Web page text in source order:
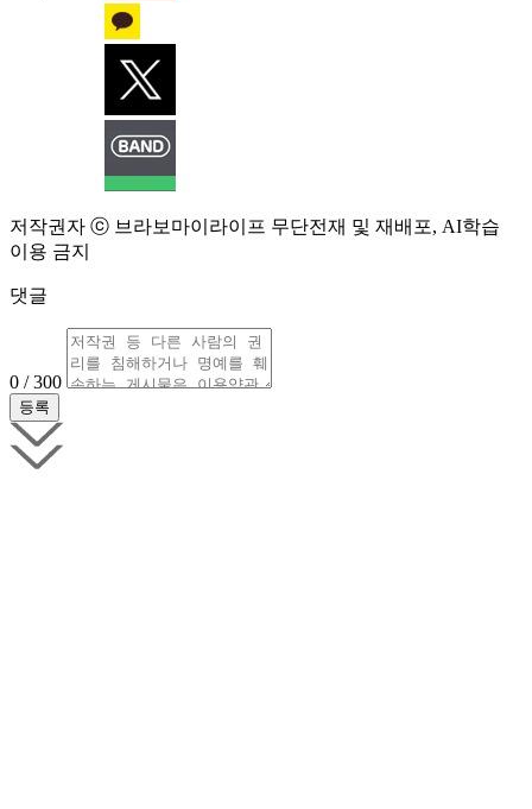
저작권자 ⓒ 브라보마이라이프 무단전재 및 재배포, AI학습
이용 금지
댓글
0 / 300